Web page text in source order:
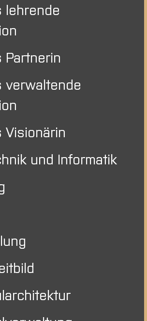
lehrende
Partnerin
verwaltende
Visionärin
und Informatik